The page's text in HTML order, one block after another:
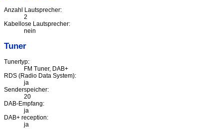
Anzahl Lautsprecher:
2
Kabellose Lautsprecher:
nein
Tuner
Tunertyp:
FM Tuner, DAB+
RDS (Radio Data System):
ja
Senderspeicher:
20
DAB-Empfang:
ja
DAB+ reception:
ja